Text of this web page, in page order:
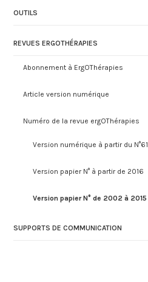
OUTILS
REVUES ERGOTHÉRAPIES
Abonnement à ErgOThérapies
Article version numérique
Numéro de la revue ergOThérapies
Version numérique à partir du N°61
Version papier N° à partir de 2016
Version papier N° de 2002 à 2015
SUPPORTS DE COMMUNICATION